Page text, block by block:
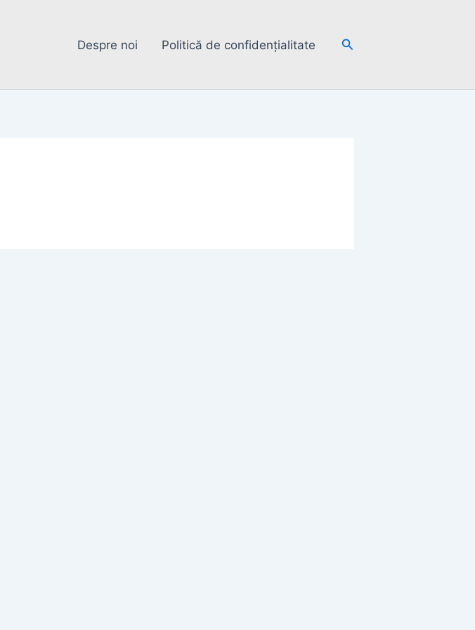
Despre noi Politică de confidențialitate Search